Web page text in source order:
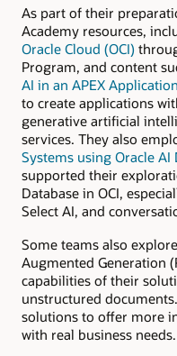
As part of their
Academy resources,
Oracle Cloud (OCI)
Program, and content
AI in an APEX
to create applications
generative artificial
services. They also
Systems using Oracle AI
supported their
Database in OCI,
Select AI, and
Some teams also
Augmented Generation
capabilities of their
unstructured
solutions to offer more
with real business needs.